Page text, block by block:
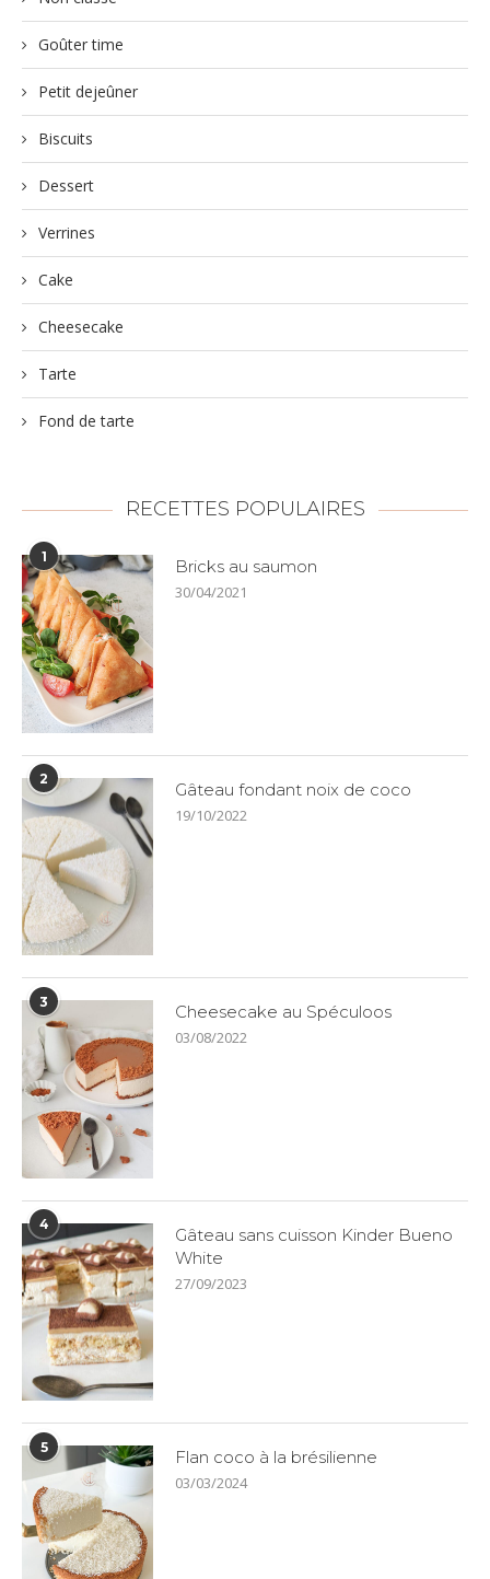
Goûter time
Petit dejeûner
Biscuits
Dessert
Verrines
Cake
Cheesecake
Tarte
Fond de tarte
RECETTES POPULAIRES
1
Bricks au saumon
30/04/2021
2
Gâteau fondant noix de coco
19/10/2022
3
Cheesecake au Spéculoos
03/08/2022
4
Gâteau sans cuisson Kinder Bueno
White
27/09/2023
5
Flan coco à la brésilienne
03/03/2024